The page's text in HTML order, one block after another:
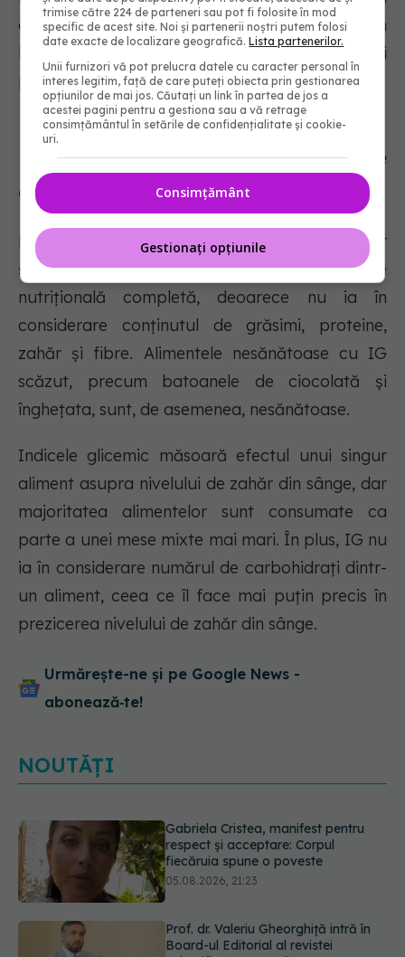
chipsurile de porumb și dulciurile precum
biscuiții, gogoșile, prăjiturile, fursecurile și
prăjiturile.
Dezavantajele dietei cu indicice
glicemic scăzut
Dieta cu indice glicemic scăzut are beneficii, dar
și dezavantaje. Ea nu oferă o imagine
nutrițională completă, deoarece nu ia în
considerare conținutul de grăsimi, proteine,
zahăr și fibre. Alimentele nesănătoase cu IG
scăzut, precum batoanele de ciocolată și
înghețata, sunt, de asemenea, nesănătoase.
Indicele glicemic măsoară efectul unui singur
aliment asupra nivelului de zahăr din sânge, dar
majoritatea alimentelor sunt consumate ca
parte a unei mese mixte mai mari. În plus, IG nu
ia în considerare numărul de carbohidrați dintr-
un aliment, ceea ce îl face mai puțin precis în
prezicerea nivelului de zahăr din sânge.
Urmărește-ne și pe Google News -
abonează‑te!
NOUTĂȚI
Prof. dr. Valeriu Gheorghiță intră în
Board-ul Editorial al revistei
Scientific Reports, din Nature
Portfolio
Testul de 10 minute care poate
arăta dacă ai nevoie de statine,
trimise către 224 de parteneri sau pot fi folosite în mod
specific de acest site. Noi și partenerii noștri putem folosi
date exacte de localizare geografică.Lista partenerilor.
Unii furnizori vă pot prelucra datele cu caracter personal în
interes legitim, față de care puteți obiecta prin gestionarea
opțiunilor de mai jos. Căutați un link în partea de jos a
acestei pagini pentru a gestiona sau a vă retrage
consimțământul în setările de confidențialitate și cookie-
uri.
Consimțământ
Gestionați opțiunile